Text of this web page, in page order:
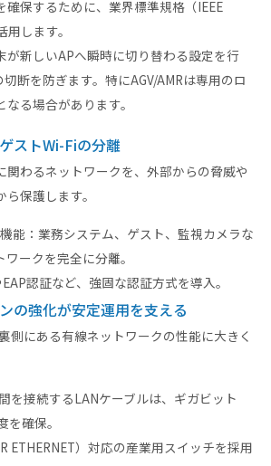
確保するために、業界標準規格（IEEE
します。
が新しいAPへ瞬時に切り替わる設定を行
断を防ぎます。特にAGV/AMRは専用のロ
る場合があります。
ストWi-Fiの分離
関わるネットワークを、外部からの脅威や
保護します。
能：業務システム、ゲスト、監視カメラな
ークを完全に分離。
認証など、強固な認証方式を導入。
の強化が安定運用を支える
側にある有線ネットワークの性能に大きく
を接続するLANケーブルは、ギガビット
を確保。
ETHERNET）対応の産業用スイッチを採用